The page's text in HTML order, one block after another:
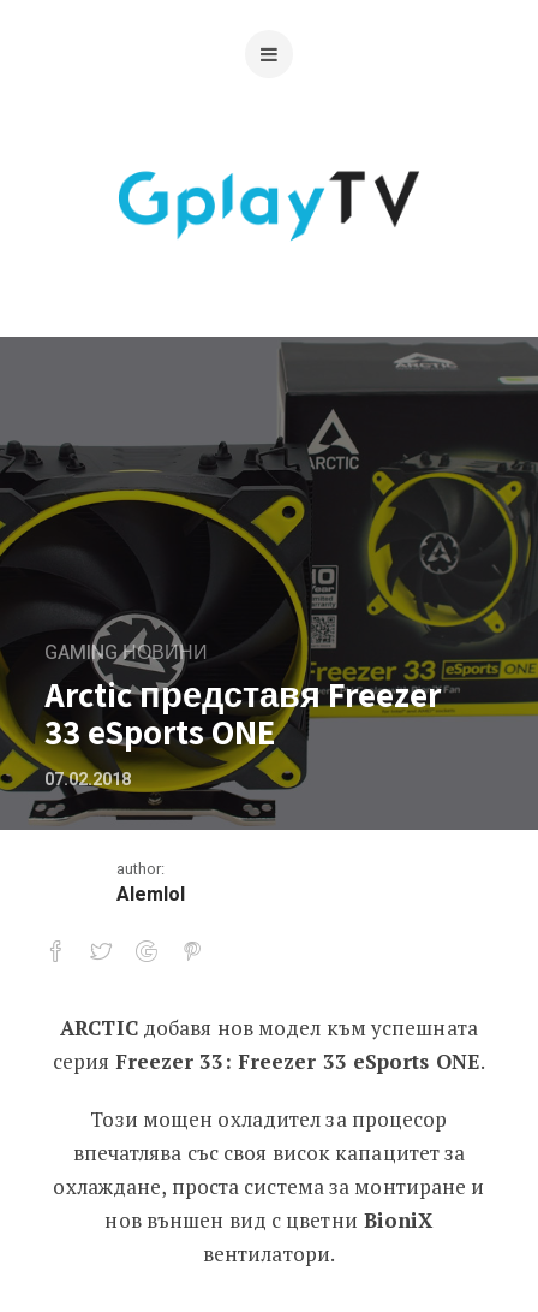
GAMING НОВИНИ
Arctic представя Freezer
33 eSports ONE
07.02.2018
author:
Alemlol
Arctic представя Freezer 33 eSports
ARCTICдобавя нов модел към успешната
серия Freezer 33: Freezer 33 eSports ONE.
Този мощен охладител за процесор
впечатлява със своя висок капацитет за
охлаждане, проста система за монтиране и
нов външен вид с цветни BioniX
вентилатори.